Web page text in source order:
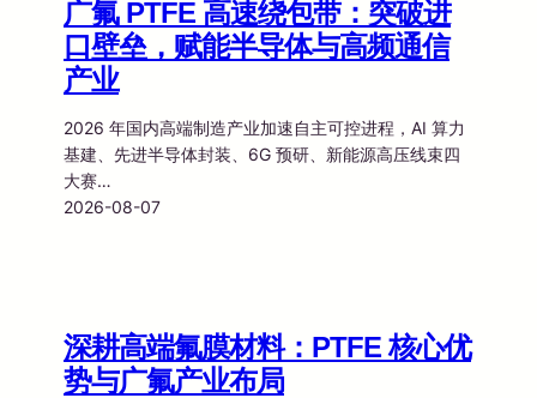
广氟 PTFE 高速绕包带：突破进
口壁垒，赋能半导体与高频通信
产业
2026 年国内高端制造产业加速自主可控进程，AI 算力
基建、先进半导体封装、6G 预研、新能源高压线束四
大赛…
2026-08-07
深耕高端氟膜材料：PTFE 核心优
势与广氟产业布局